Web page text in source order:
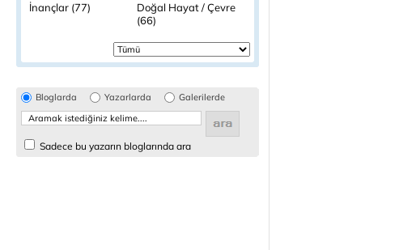
İnançlar (77) Doğal Hayat / Çevre
(66)
Bloglarda Yazarlarda Galerilerde
Sadece bu yazarın bloglarında ara